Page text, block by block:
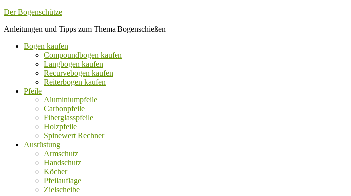
Der Bogenschütze
Anleitungen und Tipps zum Thema Bogenschießen
Bogen kaufen
Compoundbogen kaufen
Langbogen kaufen
Recurvebogen kaufen
Reiterbogen kaufen
Pfeile
Aluminiumpfeile
Carbonpfeile
Fiberglasspfeile
Holzpfeile
Spinewert Rechner
Ausrüstung
Armschutz
Handschutz
Köcher
Pfeilauflage
Zielscheibe